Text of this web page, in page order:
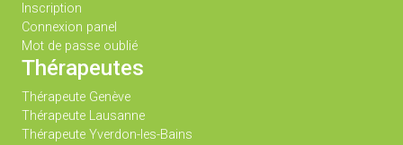
Inscription
Connexion panel
Mot de passe oublié
Thérapeutes
Thérapeute Genève
Thérapeute Lausanne
Thérapeute Yverdon-les-Bains